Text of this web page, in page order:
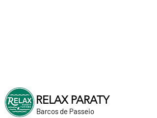
RELAX PARATY
Barcos de Passeio